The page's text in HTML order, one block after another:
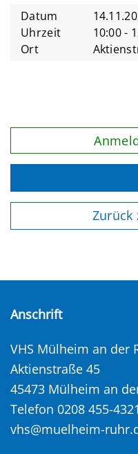
Datum
Uhrzeit
10:00 -
Ort
Zurück
Anschrift
VHS Mülheim an der
Aktienstraße 45
45473 Mülheim an
Telefon 0208 455-
vhs@muelheim-